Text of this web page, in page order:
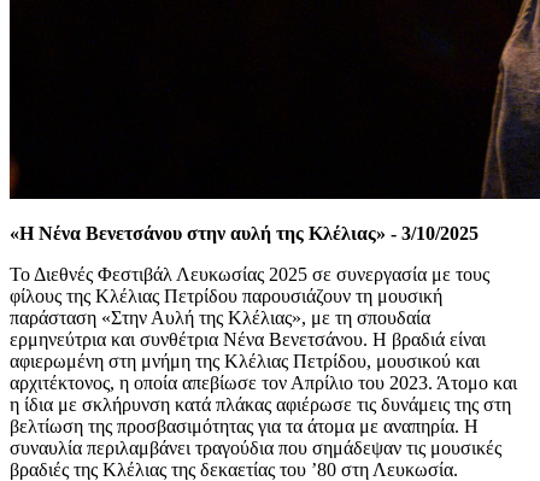
«H Νένα Βενετσάνου στην αυλή της Κλέλιας» - 3/10/2025
Το Διεθνές Φεστιβάλ Λευκωσίας 2025 σε συνεργασία με τους
φίλους της Κλέλιας Πετρίδου παρουσιάζουν τη μουσική
παράσταση «Στην Αυλή της Κλέλιας», με τη σπουδαία
ερμηνεύτρια και συνθέτρια Νένα Βενετσάνου. Η βραδιά είναι
αφιερωμένη στη μνήμη της Κλέλιας Πετρίδου, μουσικού και
αρχιτέκτονος, η οποία απεβίωσε τον Απρίλιο του 2023. Άτομο και
η ίδια με σκλήρυνση κατά πλάκας αφιέρωσε τις δυνάμεις της στη
βελτίωση της προσβασιμότητας για τα άτομα με αναπηρία. Η
συναυλία περιλαμβάνει τραγούδια που σημάδεψαν τις μουσικές
βραδιές της Κλέλιας της δεκαετίας του ’80 στη Λευκωσία.